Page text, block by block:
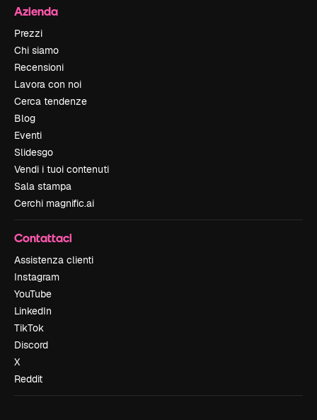
Azienda
Prezzi
Chi siamo
Recensioni
Lavora con noi
Cerca tendenze
Blog
Eventi
Slidesgo
Vendi i tuoi contenuti
Sala stampa
Cerchi magnific.ai
Contattaci
Assistenza clienti
Instagram
YouTube
LinkedIn
TikTok
Discord
X
Reddit